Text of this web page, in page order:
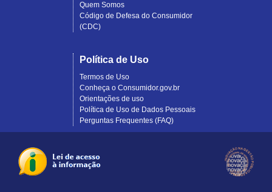
Quem Somos
Código de Defesa do Consumidor
(CDC)
Política de Uso
Termos de Uso
Conheça o Consumidor.gov.br
Orientações de uso
Política de Uso de Dados Pessoais
Perguntas Frequentes (FAQ)